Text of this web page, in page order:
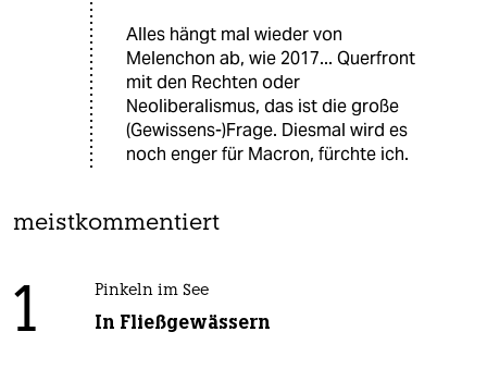
Alles hängt mal wieder von
Melenchon ab, wie 2017... Querfront
mit den Rechten oder
Neoliberalismus, das ist die große
(Gewissens-)Frage. Diesmal wird es
noch enger für Macron, fürchte ich.
meistkommentiert
1 Pinkeln im See
In Fließgewässern